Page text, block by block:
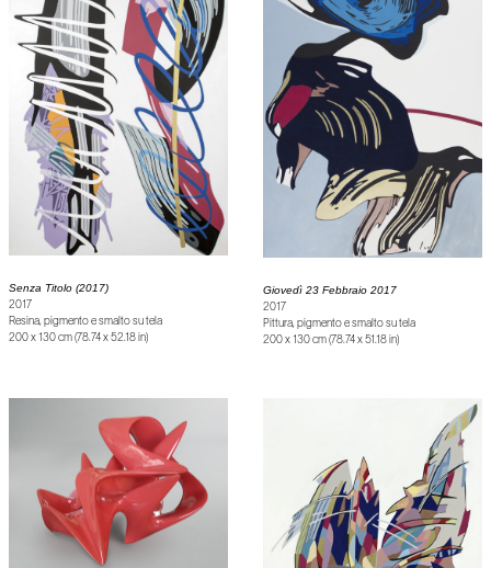
Senza Titolo (2017)
2017
Resina, pigmento e smalto su tela
200 x 130 cm (78.74 x 52.18 in)
Giovedì 23 Febbraio 2017
2017
Pittura, pigmento e smalto su tela
200 x 130 cm (78.74 x 51.18 in)